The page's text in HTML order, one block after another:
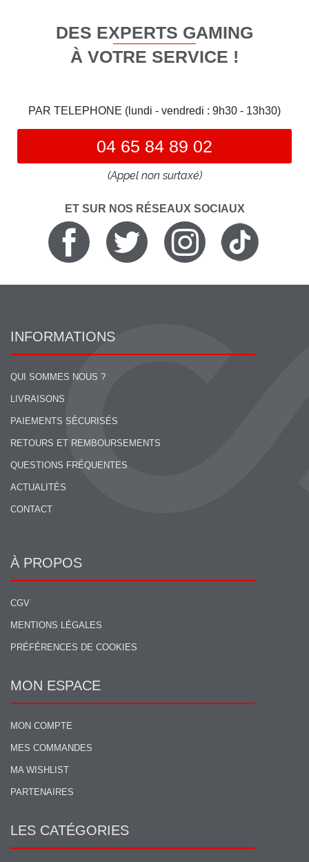
DES EXPERTS GAMING
À VOTRE SERVICE !
PAR TELEPHONE (lundi - vendredi : 9h30 - 13h30)
04 65 84 89 02
(Appel non surtaxé)
ET SUR NOS RÉSEAUX SOCIAUX
INFORMATIONS
QUI SOMMES NOUS ?
LIVRAISONS
PAIEMENTS SÉCURISÉS
RETOURS ET REMBOURSEMENTS
QUESTIONS FRÉQUENTES
ACTUALITÉS
CONTACT
À PROPOS
CGV
MENTIONS LÉGALES
PRÉFÉRENCES DE COOKIES
MON ESPACE
MON COMPTE
MES COMMANDES
MA WISHLIST
PARTENAIRES
LES CATÉGORIES